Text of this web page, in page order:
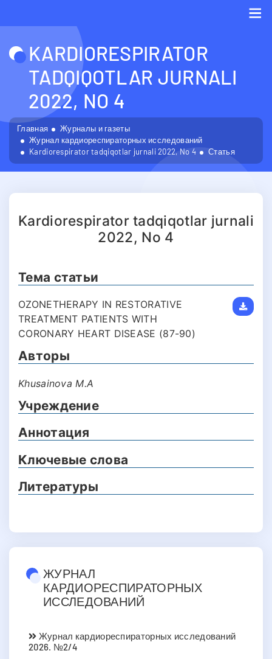
KARDIORESPIRATOR
TADQIQOTLAR JURNALI
2022, NO 4
Главная
Журналы и газеты
Журнал кардиореспираторных исследований
Kardiorespirator tadqiqotlar jurnali 2022, No 4
Статья
Kardiorespirator tadqiqotlar jurnali
2022, No 4
Тема статьи
OZONETHERAPY IN RESTORATIVE
TREATMENT PATIENTS WITH
CORONARY HEART DISEASE (87-90)
Авторы
Khusainova M.A
Учреждение
Аннотация
Ключевые слова
Литературы
ЖУРНАЛ
КАРДИОРЕСПИРАТОРНЫХ
ИССЛЕДОВАНИЙ
Журнал кардиореспираторных исследований
2026. №2/4